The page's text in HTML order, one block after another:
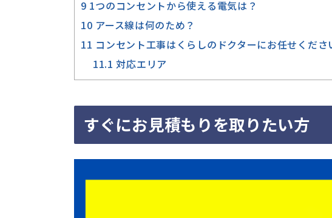
9 1つのコンセントから使える電気は？
10 アース線は何のため？
11 コンセント工事はくらしのドクターにお任せくださ
11.1 対応エリア
すぐにお見積もりを取りたい方